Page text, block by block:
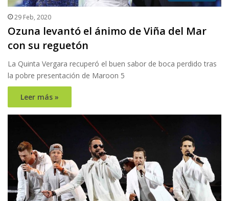
29 Feb, 2020
Ozuna levantó el ánimo de Viña del Mar
con su reguetón
La Quinta Vergara recuperó el buen sabor de boca perdido tras
la pobre presentación de Maroon 5
Leer más »